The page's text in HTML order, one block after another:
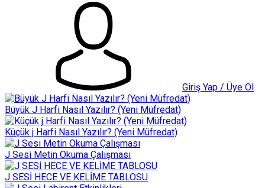
Giriş Yap / Üye Ol
Büyük J Harfi Nasıl Yazılır? (Yeni Müfredat)
Küçük j Harfi Nasıl Yazılır? (Yeni Müfredat)
J Sesi Metin Okuma Çalışması
J SESİ HECE VE KELİME TABLOSU